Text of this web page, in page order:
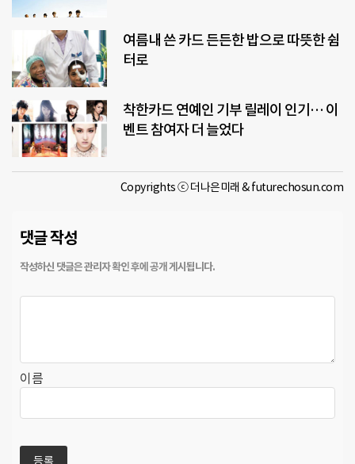
여름내 쓴 카드 든든한 밥으로 따뜻한 쉼
터로
착한카드 연예인 기부 릴레이 인기… 이
벤트 참여자 더 늘었다
Copyrights ⓒ 더나은미래 & futurechosun.com
댓글 작성
이름